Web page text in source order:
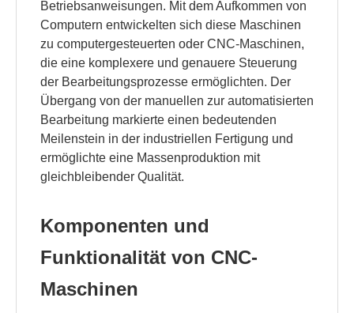
Betriebsanweisungen. Mit dem Aufkommen von
Computern entwickelten sich diese Maschinen
zu computergesteuerten oder CNC-Maschinen,
die eine komplexere und genauere Steuerung
der Bearbeitungsprozesse ermöglichten. Der
Übergang von der manuellen zur automatisierten
Bearbeitung markierte einen bedeutenden
Meilenstein in der industriellen Fertigung und
ermöglichte eine Massenproduktion mit
gleichbleibender Qualität.
Komponenten und
Funktionalität von CNC-
Maschinen